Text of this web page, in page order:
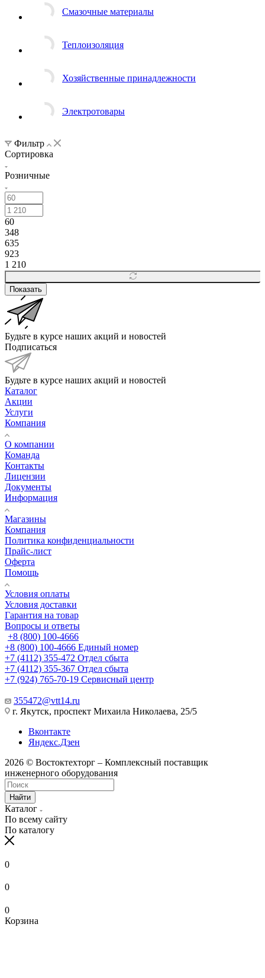
Смазочные материалы
Теплоизоляция
Хозяйственные принадлежности
Электротовары
Фильтр
Сортировка
Розничные
60
348
635
923
1 210
Показать
Будьте в курсе наших акций и новостей
Подписаться
Будьте в курсе наших акций и новостей
Каталог
Акции
Услуги
Компания
О компании
Команда
Контакты
Лицензии
Документы
Информация
Магазины
Компания
Политика конфиденциальности
Прайс-лист
Оферта
Помощь
Условия оплаты
Условия доставки
Гарантия на товар
Вопросы и ответы
+8 (800) 100-4666
+8 (800) 100-4666 Единый номер
+7 (4112) 355-472 Отдел сбыта
+7 (4112) 355-367 Отдел сбыта
+7 (924) 765-70-19 Сервисный центр
355472@vtt14.ru
г. Якутск, проспект Михаила Николаева, 25/5
Вконтакте
Яндекс.Дзен
2026 © Востоктехторг – Комплексный поставщик
инженерного оборудования
Найти
Каталог
По всему сайту
По каталогу
0
0
0
Корзина